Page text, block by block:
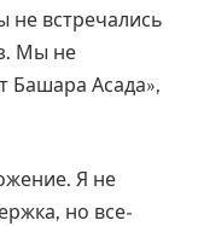
не встречались
Мы не
Башара Асада»,
Я не
но все-